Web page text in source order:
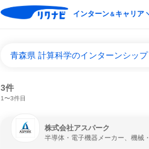
インターン＆キャリア
青森県 計算科学のインターンシッ
3件
1〜3件目
株式会社アスパーク
半導体・電子機器メーカー、機械